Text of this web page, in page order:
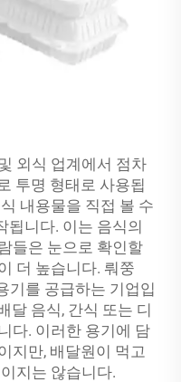
외식 업계에서 점차
투명 형태로 사용됩
내용물을 직접 볼 수
됩니다. 이는 음식의
들은 눈으로 확인할
더 높습니다. 뤄쭝
기를 공급하는 기업입
달 음식, 간식 또는 디
다. 이러한 용기에 담
지만, 배달원이 먹고
지는 않습니다.